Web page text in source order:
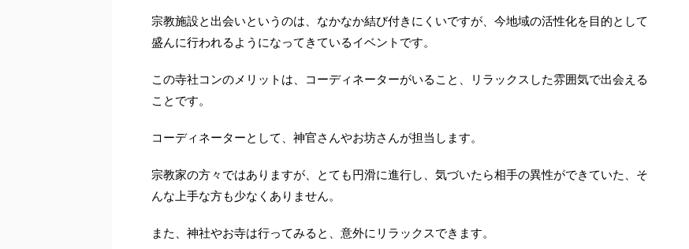
宗教施設と出会いというのは、なかなか結び付きにくいですが、今地域の活性化を目的として
盛んに行われるようになってきているイベントです。
この寺社コンのメリットは、コーディネーターがいること、リラックスした雰囲気で出会える
ことです。
コーディネーターとして、神官さんやお坊さんが担当します。
宗教家の方々ではありますが、とても円滑に進行し、気づいたら相手の異性ができていた、そ
んな上手な方も少なくありません。
また、神社やお寺は行ってみると、意外にリラックスできます。